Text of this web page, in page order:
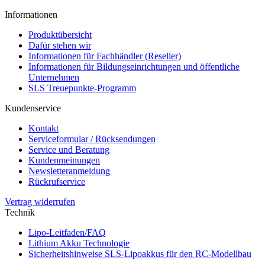
Informationen
Produktübersicht
Dafür stehen wir
Informationen für Fachhändler (Reseller)
Informationen für Bildungseinrichtungen und öffentliche
Unternehmen
SLS Treuepunkte-Programm
Kundenservice
Kontakt
Serviceformular / Rücksendungen
Service und Beratung
Kundenmeinungen
Newsletteranmeldung
Rückrufservice
Vertrag widerrufen
Technik
Lipo-Leitfaden/FAQ
Lithium Akku Technologie
Sicherheitshinweise SLS-Lipoakkus für den RC-Modellbau